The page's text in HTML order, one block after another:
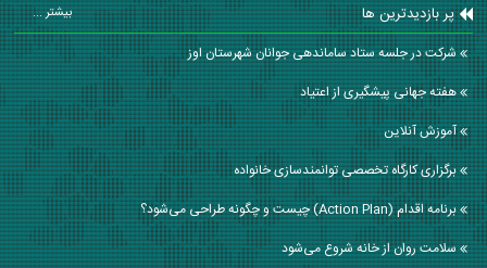
پر بازدیدترین ها بیشتر ...
شرکت در جلسه ستاد ساماندهی جوانان شهرستان اوز
هفته جهانی پیشگیری از اعتیاد
آموزش آنلاین
برگزاری کارگاه تخصصی توانمندسازی خانواده
برنامه اقدام (Action Plan) چیست و چگونه طراحی می‌شود؟
سلامت روان از خانه شروع می‌شود